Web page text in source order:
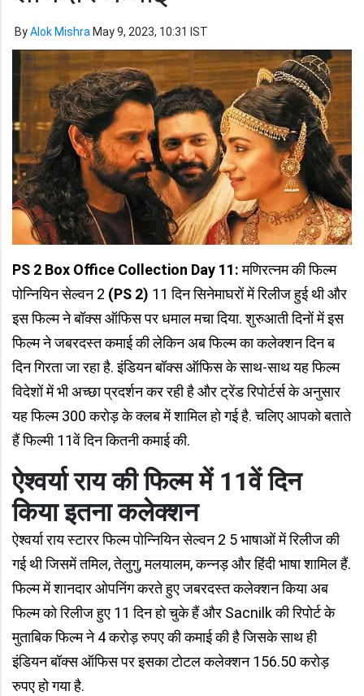
ByAlok Mishra May 9, 2023, 10:31 IST
PS 2 Box Office Collection Day 11:मणिरत्नम की फिल्म
पोन्नियिन सेल्वन 2 (PS 2) 11 दिन सिनेमाघरों में रिलीज हुई थी और
इस फिल्म ने बॉक्स ऑफिस पर धमाल मचा दिया. शुरुआती दिनों में इस
फिल्म ने जबरदस्त कमाई की लेकिन अब फिल्म का कलेक्शन दिन ब
दिन गिरता जा रहा है. इंडियन बॉक्स ऑफिस के साथ-साथ यह फिल्म
विदेशों में भी अच्छा प्रदर्शन कर रही है और ट्रेंड रिपोर्टर्स के अनुसार
यह फिल्म 300 करोड़ के क्लब में शामिल हो गई है. चलिए आपको बताते
हैं फिल्मी 11वें दिन कितनी कमाई की.
ऐश्वर्या राय की फिल्म में 11वें दिन
किया इतना कलेक्शन
ऐश्वर्या राय स्टारर फिल्म पोन्नियिन सेल्वन 2 5 भाषाओं में रिलीज की
गई थी जिसमें तमिल, तेलुगु, मलयालम, कन्नड़ और हिंदी भाषा शामिल हैं.
फिल्म में शानदार ओपनिंग करते हुए जबरदस्त कलेक्शन किया अब
फिल्म को रिलीज हुए 11 दिन हो चुके हैं और Sacnilk की रिपोर्ट के
मुताबिक फिल्म ने 4 करोड़ रुपए की कमाई की है जिसके साथ ही
इंडियन बॉक्स ऑफिस पर इसका टोटल कलेक्शन 156.50 करोड़
रुपए हो गया है.